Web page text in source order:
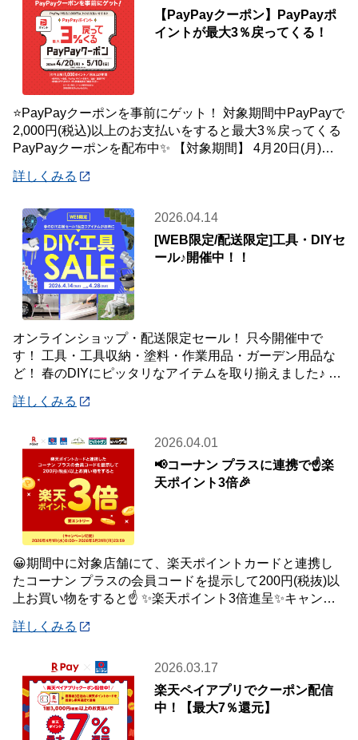
【PayPayクーポン】PayPayポ
イントが最大3％戻ってくる！
⭐PayPayクーポンを事前にゲット！ 対象期間中PayPayで
2,000円(税込)以上のお支払いをすると最大3％戻ってくる
PayPayクーポンを配布中✨ 【対象期間】 4月20日(月)～5
詳しくみる
2026.04.14
[WEB限定/配送限定]工具・DIYセ
ール♪開催中！！
オンラインショップ・配送限定セール！ 只今開催中で
す！ 工具・工具収納・塗料・作業用品・ガーデン用品な
ど！ 春のDIYにピッタリなアイテムを取り揃えました♪ 商
詳しくみる
2026.04.01
📢コーナン プラスに連携で☝️楽
天ポイント3倍🎉
😀期間中に対象店舗にて、楽天ポイントカードと連携し
たコーナン プラスの会員コードを提示して200円(税抜)以
上お買い物をすると☝️ ✨楽天ポイント3倍進呈✨キャンペ
詳しくみる
2026.03.17
楽天ペイアプリでクーポン配信
中！【最大7％還元】